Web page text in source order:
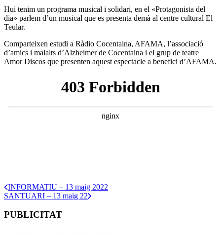
Hui tenim un programa musical i solidari, en el «Protagonista del
dia» parlem d’un musical que es presenta demà al centre cultural El
Teular.
Comparteixen estudi a Ràdio Cocentaina, AFAMA, l’associació
d’amics i malalts d’Alzheimer de Cocentaina i el grup de teatre
Amor Discos que presenten aquest espectacle a benefici d’AFAMA.
INFORMATIU – 13 maig 2022
SANTUARI – 13 maig 22
PUBLICITAT